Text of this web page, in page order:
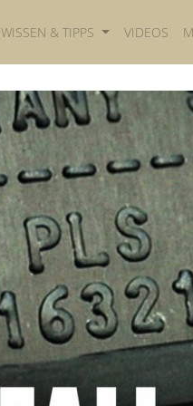
WISSEN & TIPPS VIDEOS